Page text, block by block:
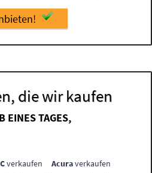
die wir kaufen
EINES TAGES,
verkaufen Acuraverkaufen